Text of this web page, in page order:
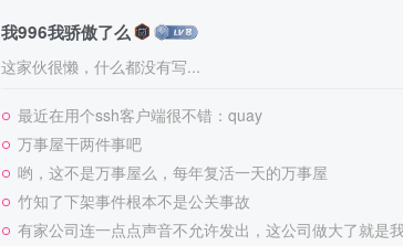
我996我骄傲了么
这家伙很懒，什么都没有写...
最近在用个ssh客户端很不错：quay
万事屋干两件事吧
哟，这不是万事屋么，每年复活一天的万事屋
竹知了下架事件根本不是公关事故
有家公司连一点点声音不允许发出，这公司做大了就是